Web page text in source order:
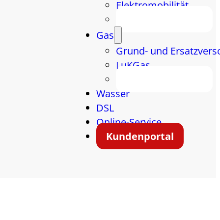
Elektromobilität
Gas
Grund- und
LuKGas
Wasser
DSL
Online-Service
Kundenportal